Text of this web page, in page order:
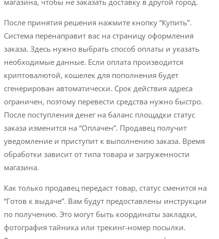
После принятия решения нажмите кнопку “Купить”.
Система перенаправит вас на страницу оформления
заказа. Здесь нужно выбрать способ оплаты и указать
необходимые данные. Если оплата производится
криптовалютой, кошелек для пополнения будет
сгенерирован автоматически. Срок действия адреса
ограничен, поэтому перевести средства нужно быстро.
После поступления денег на баланс площадки статус
заказа изменится на “Оплачен”. Продавец получит
уведомление и приступит к выполнению заказа. Время
обработки зависит от типа товара и загруженности
магазина.
Как только продавец передаст товар, статус сменится на
“Готов к выдаче”. Вам будут предоставлены инструкции
по получению. Это могут быть координаты закладки,
фотография тайника или трекинг-номер посылки.